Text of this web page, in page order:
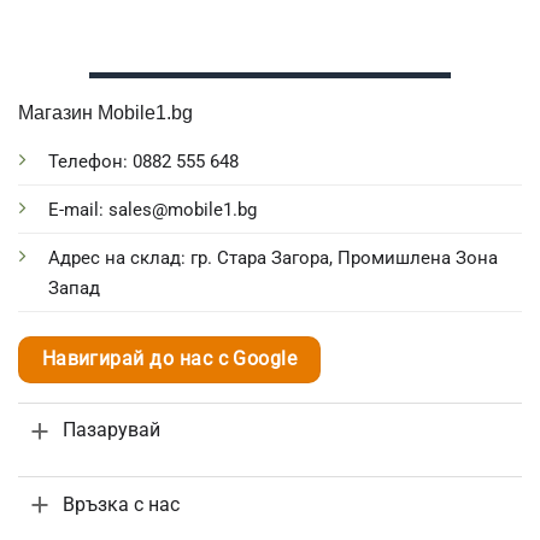
Магазин Mobile1.bg
Телефон: 0882 555 648
E-mail: sales@mobile1.bg
Адрес на склад: гр. Стара Загора, Промишлена Зона
Запад
Навигирай до нас с Google
Пазарувай
Връзка с нас